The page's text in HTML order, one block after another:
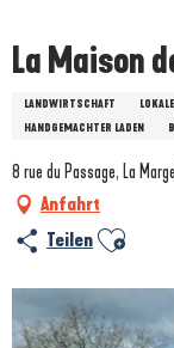
La Maison
LANDWIRTSCHAFT
HANDGEMACHTER LADEN
8 rue du Passage, La
Anfahrt
Teilen Ajouter aux